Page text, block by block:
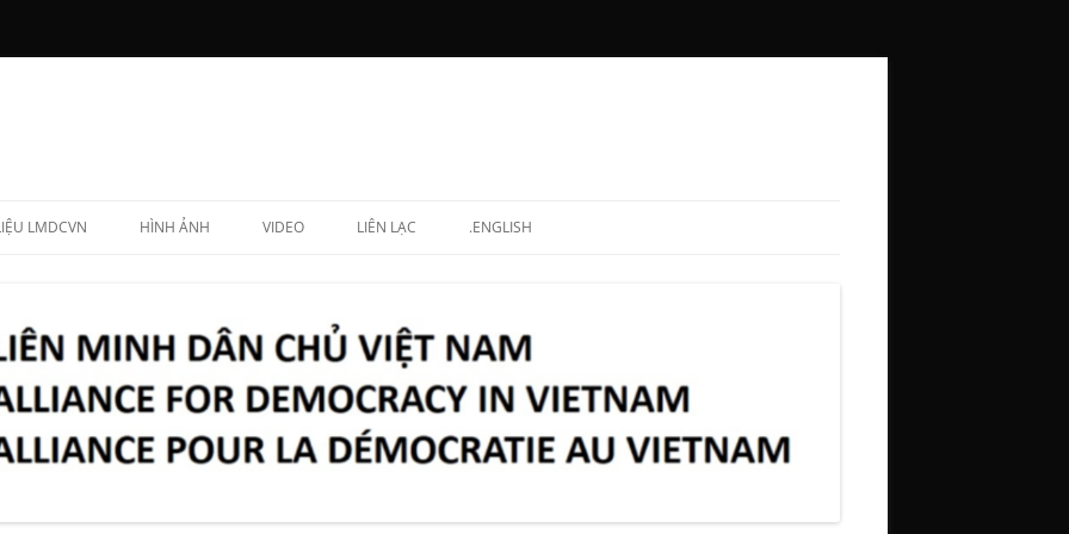
LMDCVN
LẬP VIÊN
HÌNH ẢNH VIDEO LIÊN LẠC .ENGLISH